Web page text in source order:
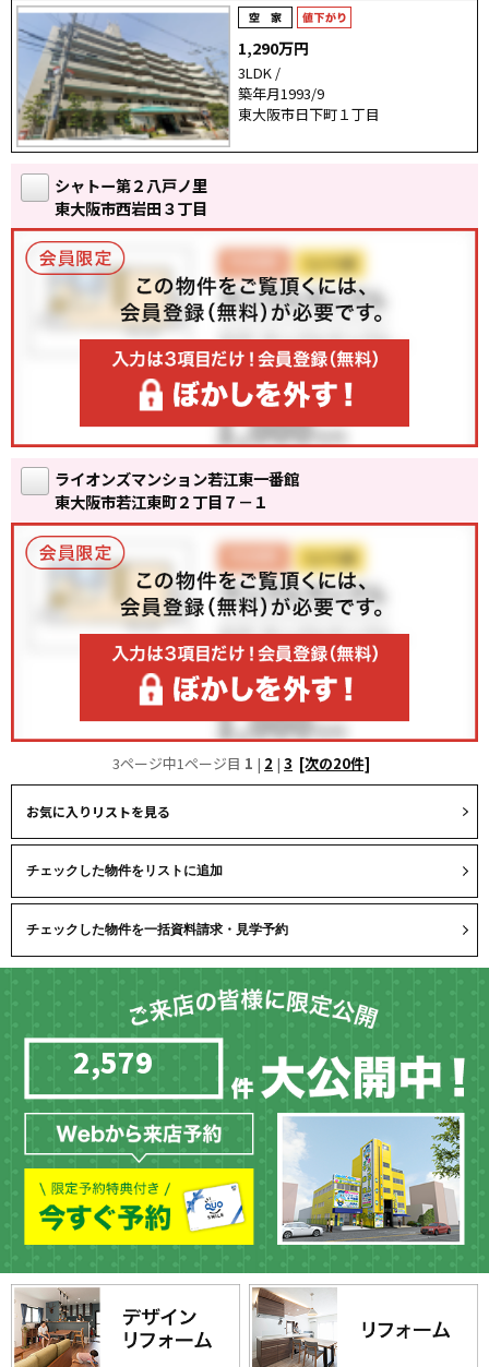
1,290万円
3LDK /
築年月1993/9
東大阪市日下町１丁目
シャトー第２八戸ノ里
東大阪市西岩田３丁目
ライオンズマンション若江東一番館
東大阪市若江東町２丁目７－１
3ページ中1ページ目 1 | 2 | 3 [次の20件]
お気に入りリストを見る
2,579